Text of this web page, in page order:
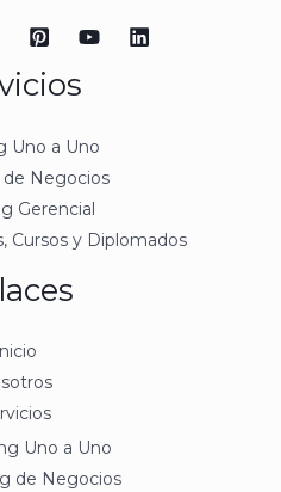
Uno a Uno
de Negocios
Gerencial
Cursos y Diplomados
Uno a Uno
de Negocios